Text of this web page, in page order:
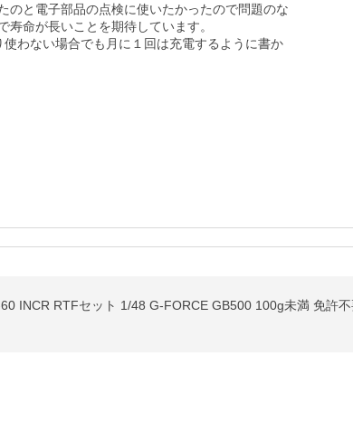
のと電子部品の点検に使いたかったので問題のな
命が長いことを期待しています。
わない場合でも月に１回は充電するように書か
INCR RTFセット 1/48 G-FORCE GB500 100g未満 免許